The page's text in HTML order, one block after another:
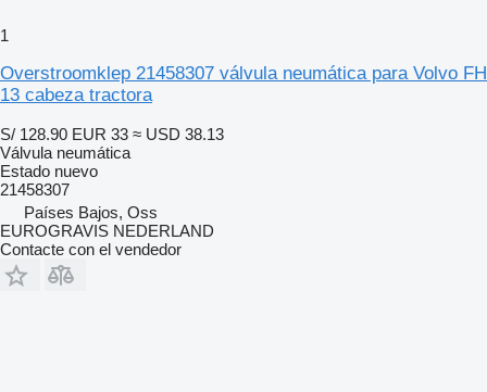
1
Overstroomklep 21458307 válvula neumática para Volvo FH
13 cabeza tractora
S/ 128.90 EUR 33 ≈ USD 38.13
Válvula neumática
Estado nuevo
21458307
Países Bajos, Oss
EUROGRAVIS NEDERLAND
Contacte con el vendedor